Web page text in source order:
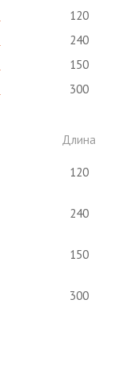
120
240
150
300
Длина
120
240
150
300